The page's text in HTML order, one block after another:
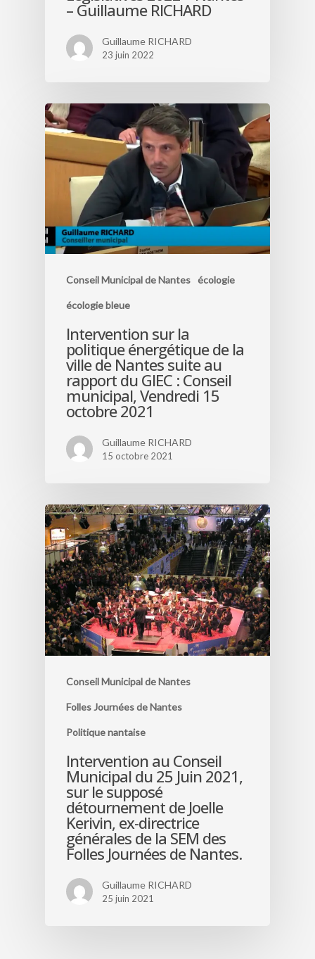
– Guillaume RICHARD
Guillaume RICHARD
23 juin 2022
Conseil Municipal de Nantes écologie
écologie bleue
Intervention sur la
politique énergétique de la
ville de Nantes suite au
rapport du GIEC : Conseil
municipal, Vendredi 15
octobre 2021
Guillaume RICHARD
15 octobre 2021
Conseil Municipal de Nantes
Folles Journées de Nantes
Politique nantaise
Intervention au Conseil
Municipal du 25 Juin 2021,
sur le supposé
détournement de Joelle
Kerivin, ex-directrice
générales de la SEM des
Folles Journées de Nantes.
Guillaume RICHARD
25 juin 2021